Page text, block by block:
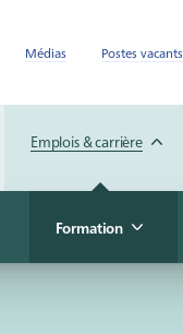
Médias Postes vacants
Emplois & carrière
Formation